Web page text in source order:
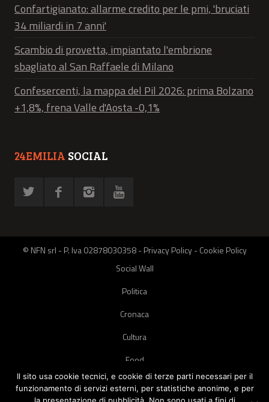
Confartigianato: allarme credito per le pmi, 'bruciati
34 miliardi in 7 anni'
Scambio di provetta, impiantato l'embrione
sbagliato al San Raffaele di Milano
Confesercenti, la mappa del Pil 2026: prima Bolzano
+1,8%, frena Valle d'Aosta -0,1%
24EMILIA SOCIAL
© NFN srl - P. Iva 02878030358 -Privacy Policy-Cookie Policy
Social Wall
Politica
Cronaca
Cultura
Food
Green
Il sito usa cookie tecnici, e cookie di terze parti necessari per il
funzionamento di servizi esterni, per statistiche anonime, e per